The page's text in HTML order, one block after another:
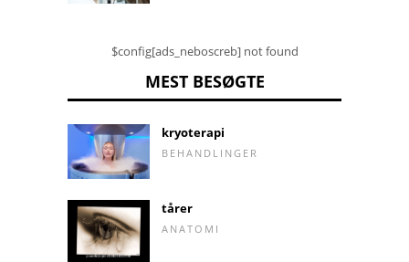
$config[ads_neboscreb] not found
MEST BESØGTE
kryoterapi
BEHANDLINGER
tårer
ANATOMI